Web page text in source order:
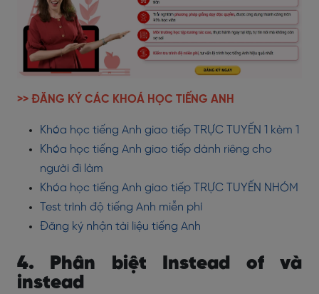
>> ĐĂNG KÝ CÁC KHOÁ HỌC TIẾNG ANH
Khóa học tiếng Anh giao tiếp TRỰC TUYẾN 1 kèm 1
Khóa học tiếng Anh giao tiếp dành riêng cho
người đi làm
Khóa học tiếng Anh giao tiếp TRỰC TUYẾN NHÓM
Test trình độ tiếng Anh miễn phí
Đăng ký nhận tài liệu tiếng Anh
4. Phân biệt Instead of và
instead